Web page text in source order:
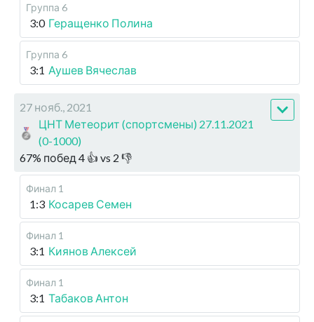
Группа 6
3:0 Геращенко Полина
Группа 6
3:1 Аушев Вячеслав
27 нояб., 2021
ЦНТ Метеорит (спортсмены) 27.11.2021
(0-1000)
67% побед 4 👍 vs 2 👎
Финал 1
1:3 Косарев Семен
Финал 1
3:1 Киянов Алексей
Финал 1
3:1 Табаков Антон